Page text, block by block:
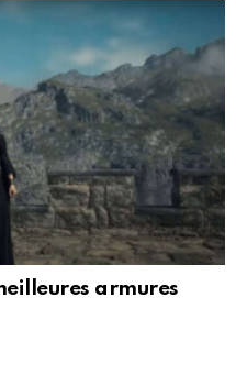
armures